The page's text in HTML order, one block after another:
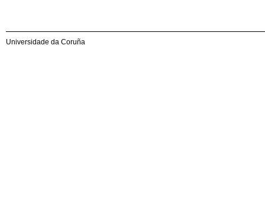
Universidade da Coruña